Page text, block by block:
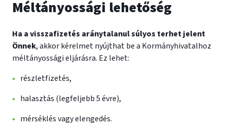
Méltányossági lehetőség
Ha a visszafizetés aránytalanul súlyos terhet jelent
Önnek, akkor kérelmet nyújthat be a Kormányhivatalhoz
méltányossági eljárásra. Ez lehet:
részletfizetés,
halasztás (legfeljebb 5 évre),
mérséklés vagy elengedés.